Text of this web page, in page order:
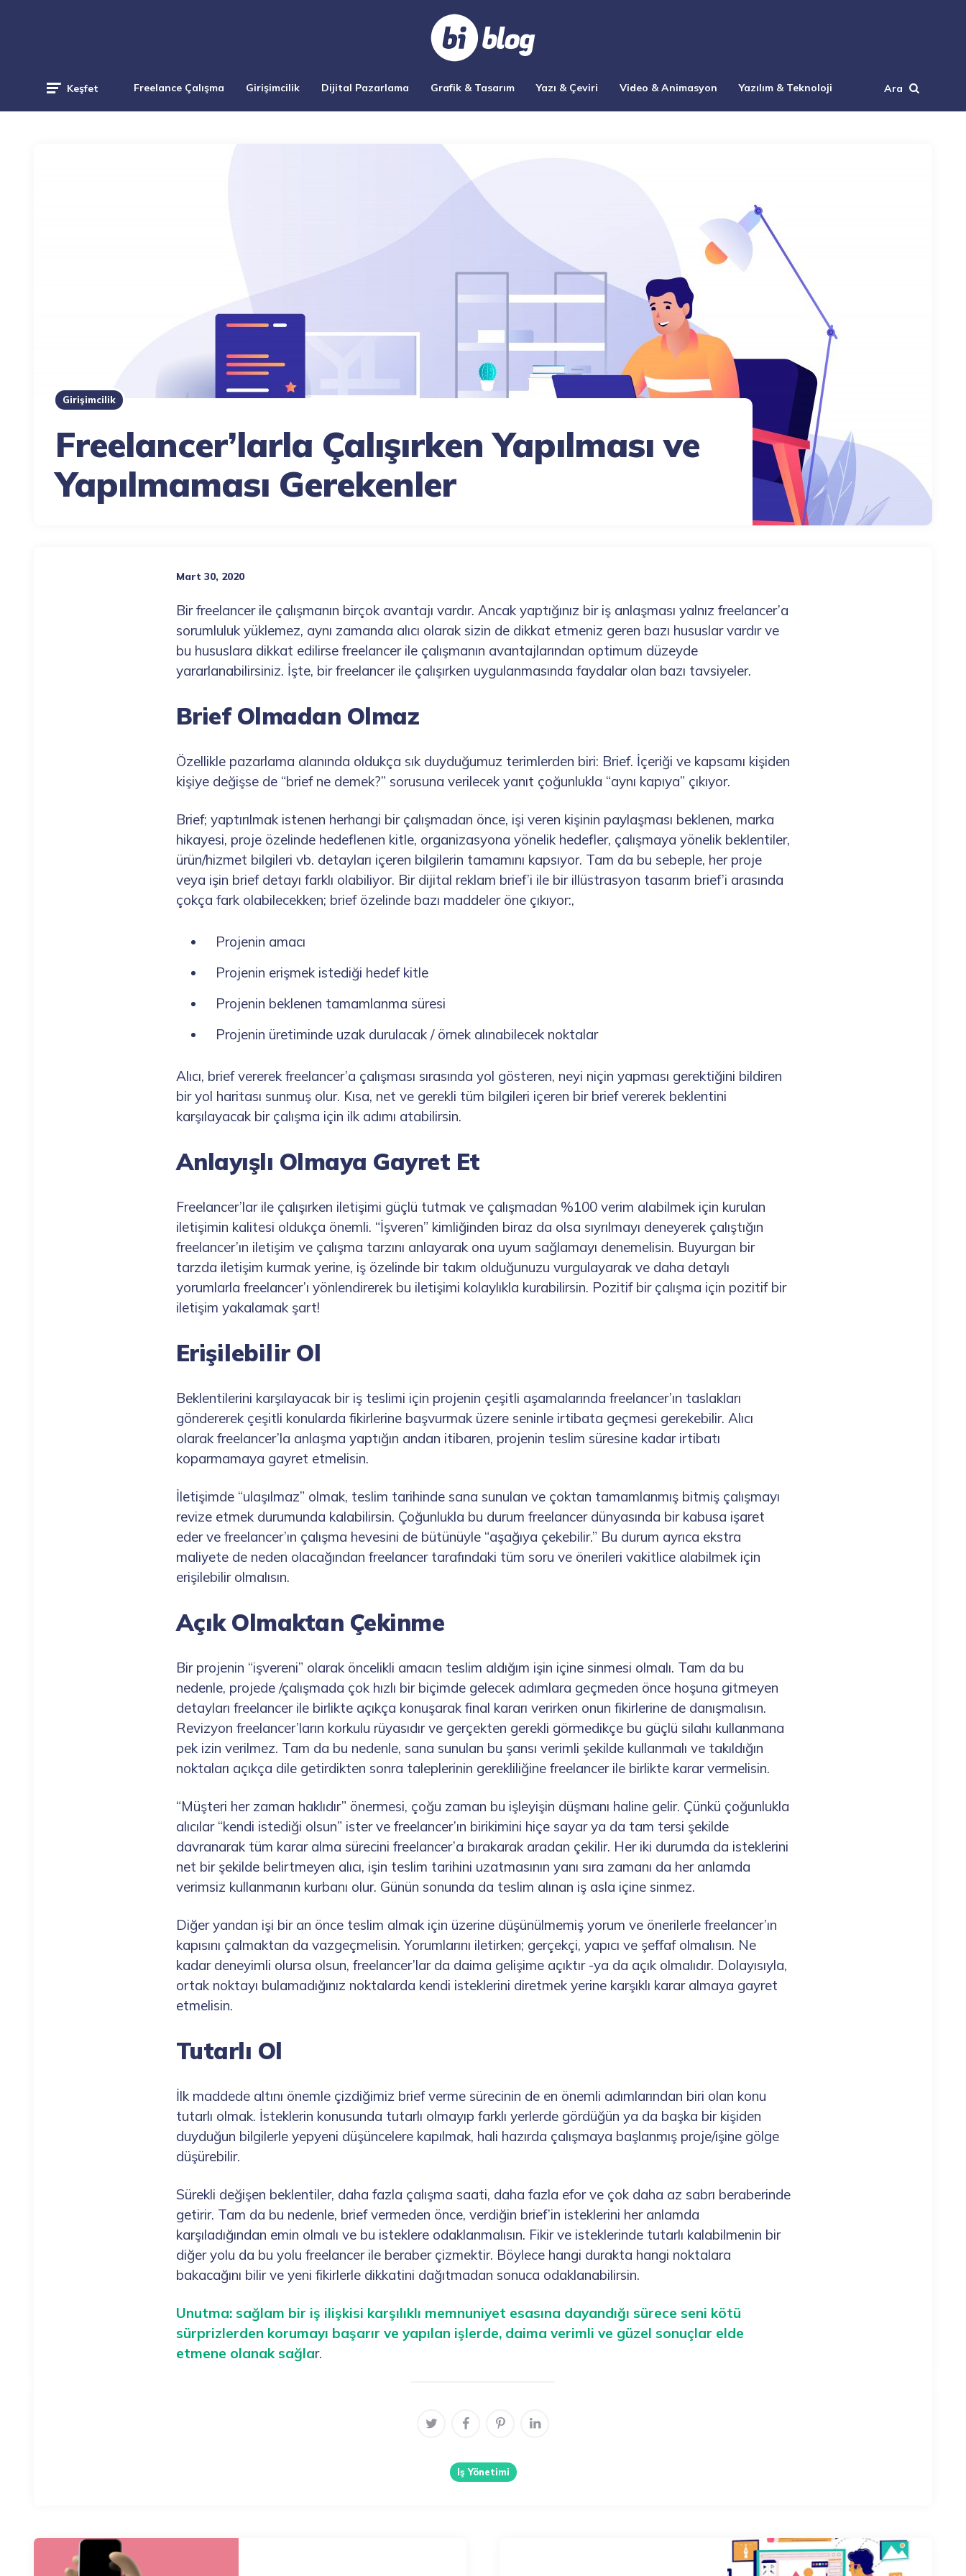
Keşfet Freelance Çalışma Girişimcilik Dijital Pazarlama Grafik & Tasarım Yazı & Çeviri Video & Animasyon Yazılım & Teknoloji Ara
Girişimcilik
Freelancer’larla Çalışırken Yapılması ve
Yapılmaması Gerekenler
Mart 30, 2020
Bir freelancer ile çalışmanın birçok avantajı vardır. Ancak yaptığınız bir iş anlaşması yalnız freelancer’a
sorumluluk yüklemez, aynı zamanda alıcı olarak sizin de dikkat etmeniz geren bazı hususlar vardır ve
bu hususlara dikkat edilirse freelancer ile çalışmanın avantajlarından optimum düzeyde
yararlanabilirsiniz. İşte, bir freelancer ile çalışırken uygulanmasında faydalar olan bazı tavsiyeler.
Brief Olmadan Olmaz
Özellikle pazarlama alanında oldukça sık duyduğumuz terimlerden biri: Brief. İçeriği ve kapsamı kişiden
kişiye değişse de “brief ne demek?” sorusuna verilecek yanıt çoğunlukla “aynı kapıya” çıkıyor.
Brief; yaptırılmak istenen herhangi bir çalışmadan önce, işi veren kişinin paylaşması beklenen, marka
hikayesi, proje özelinde hedeflenen kitle, organizasyona yönelik hedefler, çalışmaya yönelik beklentiler,
ürün/hizmet bilgileri vb. detayları içeren bilgilerin tamamını kapsıyor. Tam da bu sebeple, her proje
veya işin brief detayı farklı olabiliyor. Bir dijital reklam brief’i ile bir illüstrasyon tasarım brief’i arasında
çokça fark olabilecekken; brief özelinde bazı maddeler öne çıkıyor:,
Projenin amacı
Projenin erişmek istediği hedef kitle
Projenin beklenen tamamlanma süresi
Projenin üretiminde uzak durulacak / örnek alınabilecek noktalar
Alıcı, brief vererek freelancer’a çalışması sırasında yol gösteren, neyi niçin yapması gerektiğini bildiren
bir yol haritası sunmuş olur. Kısa, net ve gerekli tüm bilgileri içeren bir brief vererek beklentini
karşılayacak bir çalışma için ilk adımı atabilirsin.
Anlayışlı Olmaya Gayret Et
Freelancer’lar ile çalışırken iletişimi güçlü tutmak ve çalışmadan %100 verim alabilmek için kurulan
iletişimin kalitesi oldukça önemli. “İşveren” kimliğinden biraz da olsa sıyrılmayı deneyerek çalıştığın
freelancer’ın iletişim ve çalışma tarzını anlayarak ona uyum sağlamayı denemelisin. Buyurgan bir
tarzda iletişim kurmak yerine, iş özelinde bir takım olduğunuzu vurgulayarak ve daha detaylı
yorumlarla freelancer’ı yönlendirerek bu iletişimi kolaylıkla kurabilirsin. Pozitif bir çalışma için pozitif bir
iletişim yakalamak şart!
Erişilebilir Ol
Beklentilerini karşılayacak bir iş teslimi için projenin çeşitli aşamalarında freelancer’ın taslakları
göndererek çeşitli konularda fikirlerine başvurmak üzere seninle irtibata geçmesi gerekebilir. Alıcı
olarak freelancer’la anlaşma yaptığın andan itibaren, projenin teslim süresine kadar irtibatı
koparmamaya gayret etmelisin.
İletişimde “ulaşılmaz” olmak, teslim tarihinde sana sunulan ve çoktan tamamlanmış bitmiş çalışmayı
revize etmek durumunda kalabilirsin. Çoğunlukla bu durum freelancer dünyasında bir kabusa işaret
eder ve freelancer’ın çalışma hevesini de bütünüyle “aşağıya çekebilir.” Bu durum ayrıca ekstra
maliyete de neden olacağından freelancer tarafındaki tüm soru ve önerileri vakitlice alabilmek için
erişilebilir olmalısın.
Açık Olmaktan Çekinme
Bir projenin “işvereni” olarak öncelikli amacın teslim aldığım işin içine sinmesi olmalı. Tam da bu
nedenle, projede /çalışmada çok hızlı bir biçimde gelecek adımlara geçmeden önce hoşuna gitmeyen
detayları freelancer ile birlikte açıkça konuşarak final kararı verirken onun fikirlerine de danışmalısın.
Revizyon freelancer’ların korkulu rüyasıdır ve gerçekten gerekli görmedikçe bu güçlü silahı kullanmana
pek izin verilmez. Tam da bu nedenle, sana sunulan bu şansı verimli şekilde kullanmalı ve takıldığın
noktaları açıkça dile getirdikten sonra taleplerinin gerekliliğine freelancer ile birlikte karar vermelisin.
“Müşteri her zaman haklıdır” önermesi, çoğu zaman bu işleyişin düşmanı haline gelir. Çünkü çoğunlukla
alıcılar “kendi istediği olsun” ister ve freelancer’ın birikimini hiçe sayar ya da tam tersi şekilde
davranarak tüm karar alma sürecini freelancer’a bırakarak aradan çekilir. Her iki durumda da isteklerini
net bir şekilde belirtmeyen alıcı, işin teslim tarihini uzatmasının yanı sıra zamanı da her anlamda
verimsiz kullanmanın kurbanı olur. Günün sonunda da teslim alınan iş asla içine sinmez.
Diğer yandan işi bir an önce teslim almak için üzerine düşünülmemiş yorum ve önerilerle freelancer’ın
kapısını çalmaktan da vazgeçmelisin. Yorumlarını iletirken; gerçekçi, yapıcı ve şeffaf olmalısın. Ne
kadar deneyimli olursa olsun, freelancer’lar da daima gelişime açıktır -ya da açık olmalıdır. Dolayısıyla,
ortak noktayı bulamadığınız noktalarda kendi isteklerini diretmek yerine karşıklı karar almaya gayret
etmelisin.
Tutarlı Ol
İlk maddede altını önemle çizdiğimiz brief verme sürecinin de en önemli adımlarından biri olan konu
tutarlı olmak. İsteklerin konusunda tutarlı olmayıp farklı yerlerde gördüğün ya da başka bir kişiden
duyduğun bilgilerle yepyeni düşüncelere kapılmak, hali hazırda çalışmaya başlanmış proje/işine gölge
düşürebilir.
Sürekli değişen beklentiler, daha fazla çalışma saati, daha fazla efor ve çok daha az sabrı beraberinde
getirir. Tam da bu nedenle, brief vermeden önce, verdiğin brief’in isteklerini her anlamda
karşıladığından emin olmalı ve bu isteklere odaklanmalısın. Fikir ve isteklerinde tutarlı kalabilmenin bir
diğer yolu da bu yolu freelancer ile beraber çizmektir. Böylece hangi durakta hangi noktalara
bakacağını bilir ve yeni fikirlerle dikkatini dağıtmadan sonuca odaklanabilirsin.
Unutma: sağlam bir iş ilişkisi karşılıklı memnuniyet esasına dayandığı sürece seni kötü
sürprizlerden korumayı başarır ve yapılan işlerde, daima verimli ve güzel sonuçlar elde
etmene olanak sağlar.
Iş Yönetimi
Post
navigation